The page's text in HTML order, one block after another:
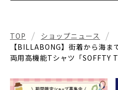
TOP
ショップニュース
【BILLABONG】街着から海
両用高機能Tシャツ「SOFFTY